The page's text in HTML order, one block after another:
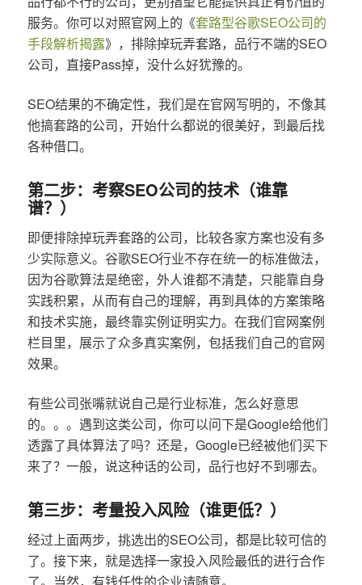
服务。你可以对照官网上的《套路型谷歌SEO公司的
手段解析揭露》，排除掉玩弄套路，品行不端的SEO
公司，直接Pass掉，没什么好犹豫的。
SEO结果的不确定性，我们是在官网写明的，不像其
他搞套路的公司，开始什么都说的很美好，到最后找
各种借口。
第二步：考察SEO公司的技术（谁靠
谱？）
即便排除掉玩弄套路的公司，比较各家方案也没有多
少实际意义。谷歌SEO行业不存在统一的标准做法，
因为谷歌算法是绝密，外人谁都不清楚，只能靠自身
实践积累，从而有自己的理解，再到具体的方案策略
和技术实施，最终靠实例证明实力。在我们官网案例
栏目里，展示了众多真实案例，包括我们自己的官网
效果。
有些公司张嘴就说自己是行业标准，怎么好意思
的。。。遇到这类公司，你可以问下是Google给他们
透露了具体算法了吗？还是，Google已经被他们买下
来了？一般，说这种话的公司，品行也好不到哪去。
第三步：考量投入风险（谁更低？）
经过上面两步，挑选出的SEO公司，都是比较可信的
了。接下来，就是选择一家投入风险最低的进行合作